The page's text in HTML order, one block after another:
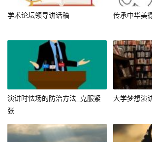
姿挺拔、眼神交流、手势自然等细节都能
自信和从容。上台前可以做几次深呼吸
当走动或手势配合讲解，可以增加互动
外，对时间的把控也很重要，既要避免
手，也要确保内容完整呈现。
结语
参加演讲比赛是学生锻炼自我、展现才华
循“内容要精、结构要明、语言要美、情感
学术论坛领导讲话稿 传承中华美
演讲时怯场的防治方法_克服紧
张
大学梦想演